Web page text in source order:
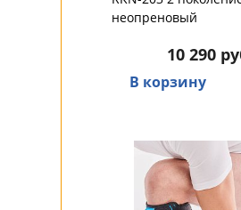
неопреновый
10 290
В корзину